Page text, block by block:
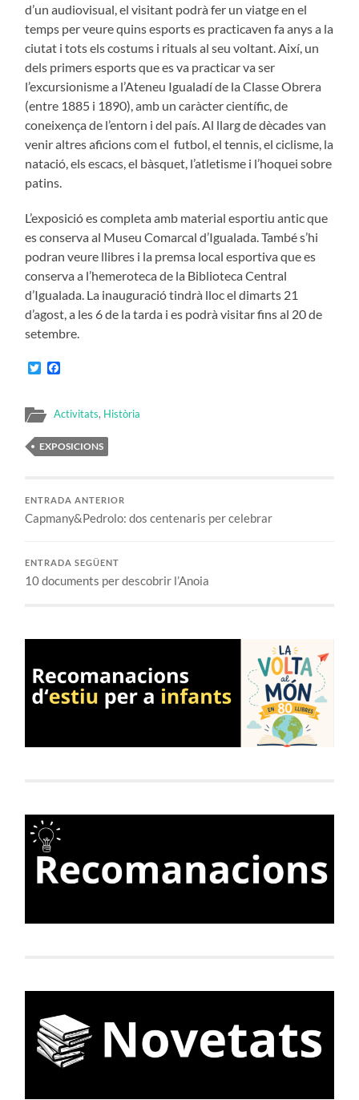
d’un audiovisual, el visitant podrà fer un viatge en el
temps per veure quins esports es practicaven fa anys a la
ciutat i tots els costums i rituals al seu voltant. Així, un
dels primers esports que es va practicar va ser
l’excursionisme a l’Ateneu Igualadí de la Classe Obrera
(entre 1885 i 1890), amb un caràcter científic, de
coneixença de l’entorn i del país. Al llarg de dècades van
venir altres aficions com el futbol, el tennis, el ciclisme, la
natació, els escacs, el bàsquet, l’atletisme i l’hoquei sobre
patins.
L’exposició es completa amb material esportiu antic que
es conserva al Museu Comarcal d’Igualada. També s’hi
podran veure llibres i la premsa local esportiva que es
conserva a l’hemeroteca de la Biblioteca Central
d’Igualada. La inauguració tindrà lloc el dimarts 21
d’agost, a les 6 de la tarda i es podrà visitar fins al 20 de
setembre.
Twitter
Activitats, Història
EXPOSICIONS
ENTRADA ANTERIOR
Capmany&Pedrolo: dos centenaris per celebrar
ENTRADA SEGÜENT
10 documents per descobrir l’Anoia